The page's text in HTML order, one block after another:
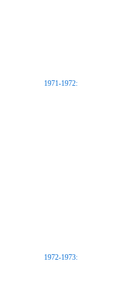
1971-1972:
1972-1973: